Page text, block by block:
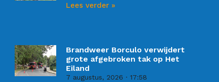
Lees verder »
Brandweer Borculo verwijdert
grote afgebroken tak op Het
Eiland
7 augustus, 2026 17:58